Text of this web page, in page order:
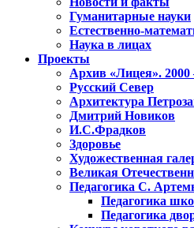
Гуманитарные науки
Естественно-
Наука в лицах
Проекты
Архив «Лицея».
Русский Север
Архитектура
Дмитрий Новиков
И.С.Фрадков
Здоровье
Художественная
Великая
Педагогика С.
Педагогика
Педагогика